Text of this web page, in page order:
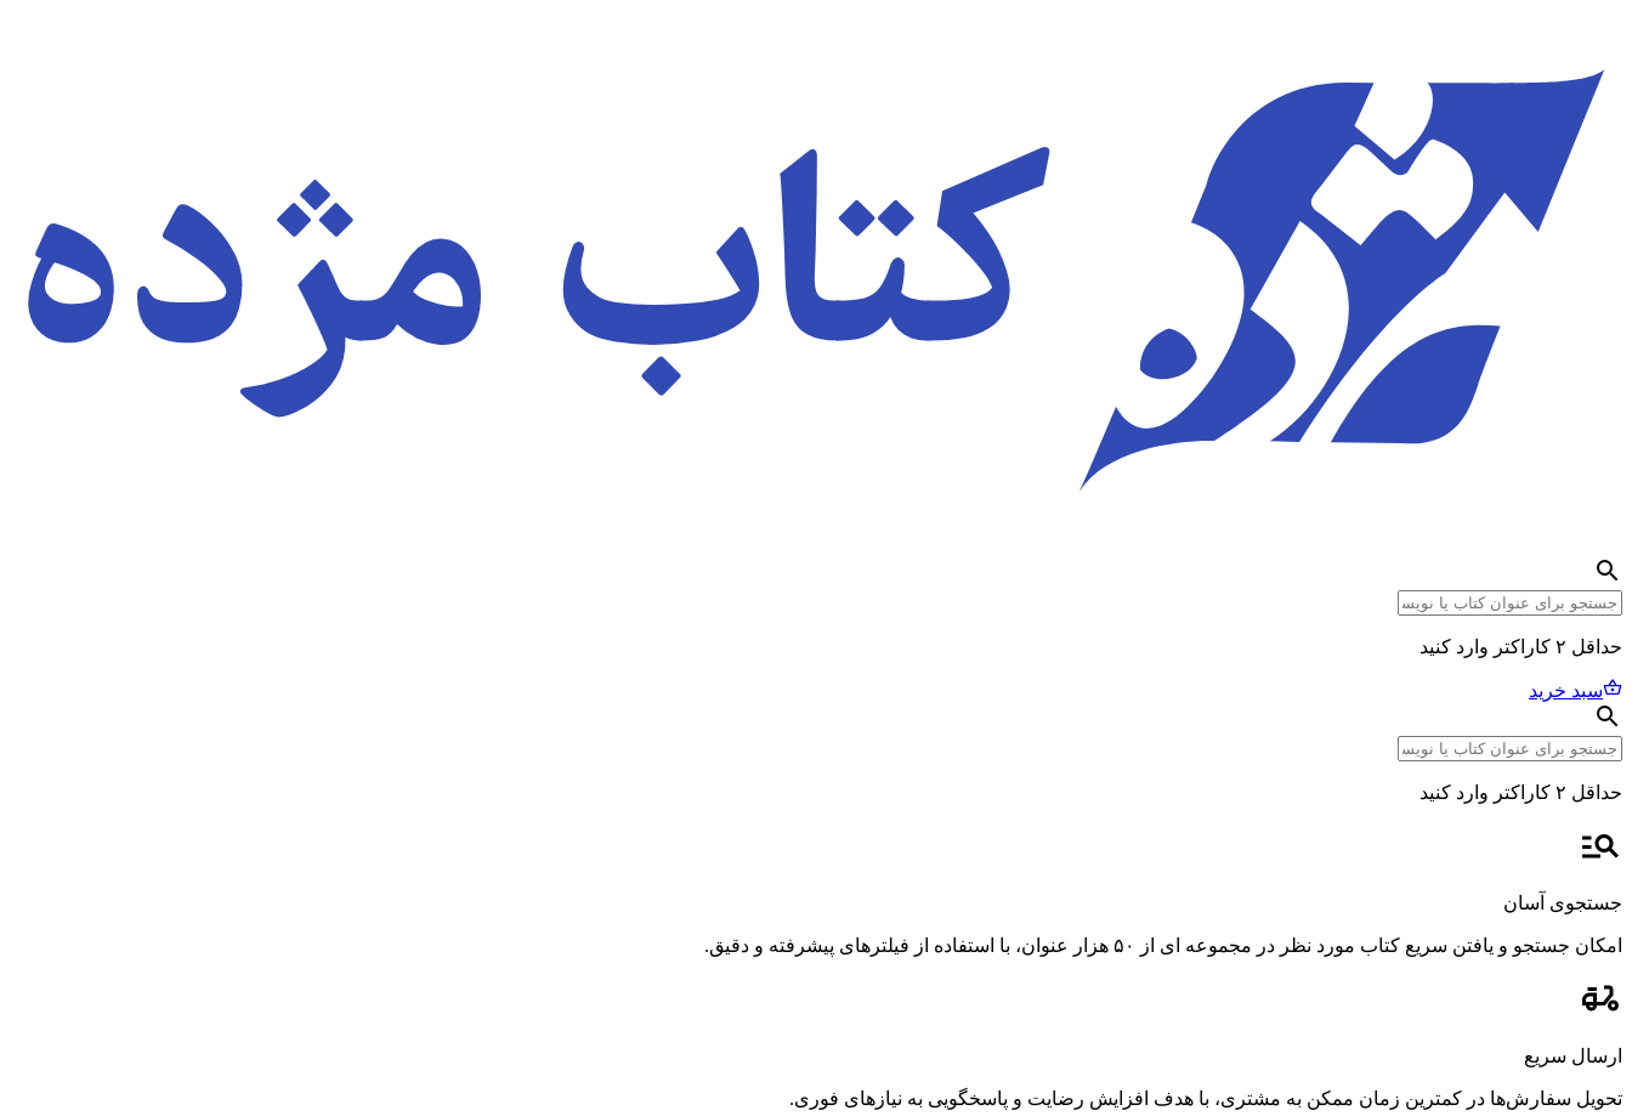
حداقل ۲ کاراکتر وارد کنید
سبد خرید
حداقل ۲ کاراکتر وارد کنید
جستجوی آسان
امکان جستجو و یافتن سریع کتاب مورد نظر در مجموعه ای از ۵۰ هزار عنوان، با استفاده از فیلترهای پیشرفته و دقیق.
ارسال سریع
تحویل سفارش‌ها در کمترین زمان ممکن به مشتری، با هدف افزایش رضایت و پاسخگویی به نیازهای فوری.